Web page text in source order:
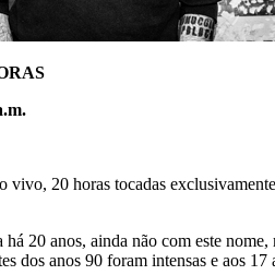
vivo, 20 horas tocadas
20 anos, ainda não com este
dos anos 90 foram intensas e aos